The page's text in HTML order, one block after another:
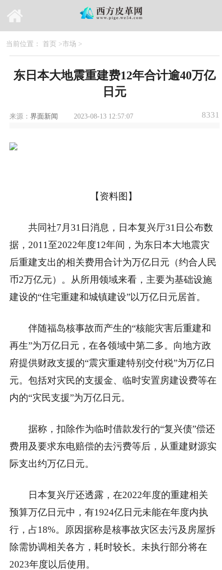
当前位置： 首页 >市场 >
东日本大地震重建费12年合计逾40万亿
日元
来源： 界面新闻 2023-08-13 12:57:07 8331
【资料图】
共同社7月31日消息，日本复兴厅31日公布数
据，2011至2022年度12年间，为东日本大地震灾
后重建支出的相关费用合计为万亿日元（约合人民
币2万亿元）。从所用领域来看，主要为基础设施
建设的“住宅重建和城镇建设”以万亿日元居首。
伴随福岛核事故而产生的“核能灾害后重建和
再生”为万亿日元，在各领域中第二多。向地方政
府提供财政支援的“震灾重建特别交付税”为万亿日
元。包括对灾民的支援金、临时安置房建设费等在
内的“灾民支援”为万亿日元。
据称，扣除作为临时借款发行的“复兴债”偿还
费用及要求东电赔偿的去污费等后，从重建财源实
际支出约万亿日元。
日本复兴厅还透露，在2022年度的重建相关
预算万亿日元中，有1924亿日元未能在年度内执
行，占18%。原因据称是核事故灾区去污及房屋拆
除需协调相关各方，耗时较长。未执行部分将在
2023年度以后使用。